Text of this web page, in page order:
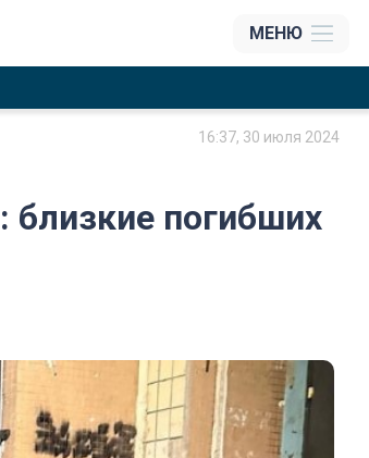
МЕНЮ
16:37, 30 июля 2024
погибших